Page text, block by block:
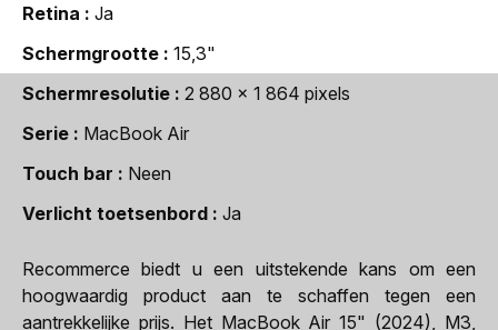
Retina
Ja
Schermgrootte
15,3"
Schermresolutie
2 880 x 1 864 pixels
Serie
MacBook Air
Touch bar
Neen
Verlicht toetsenbord
Ja
Recommerce biedt u een uitstekende kans om een
hoogwaardig product aan te schaffen tegen een
aantrekkelijke prijs. Het MacBook Air 15" (2024), M3,